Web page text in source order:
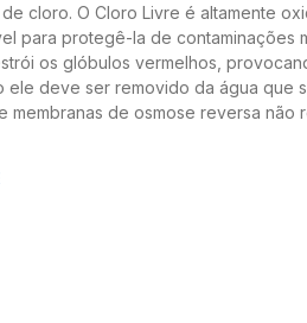
cloro. O Cloro Livre é altamente
para protegê-la de contaminações
os glóbulos vermelhos,
ele deve ser removido da água que
membranas de osmose reversa não
o cloro, assim, o carvão ativado é
procedimentos de tratamento de